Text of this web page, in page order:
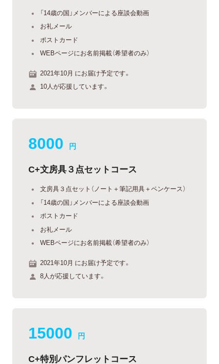
「14歳の国」メンバーによる座談会動画
お礼メール
ポストカード
WEBページにお名前掲載（希望者のみ）
2021年10月 にお届け予定です。
10人が応援しています。
8000 円
C+文房具３点セットコース
文房具３点セット（ノート＋筆記用具＋ペンケース）
「14歳の国」メンバーによる座談会動画
ポストカード
お礼メール
WEBページにお名前掲載（希望者のみ）
2021年10月 にお届け予定です。
8人が応援しています。
15000 円
C+特別パンフレットコース